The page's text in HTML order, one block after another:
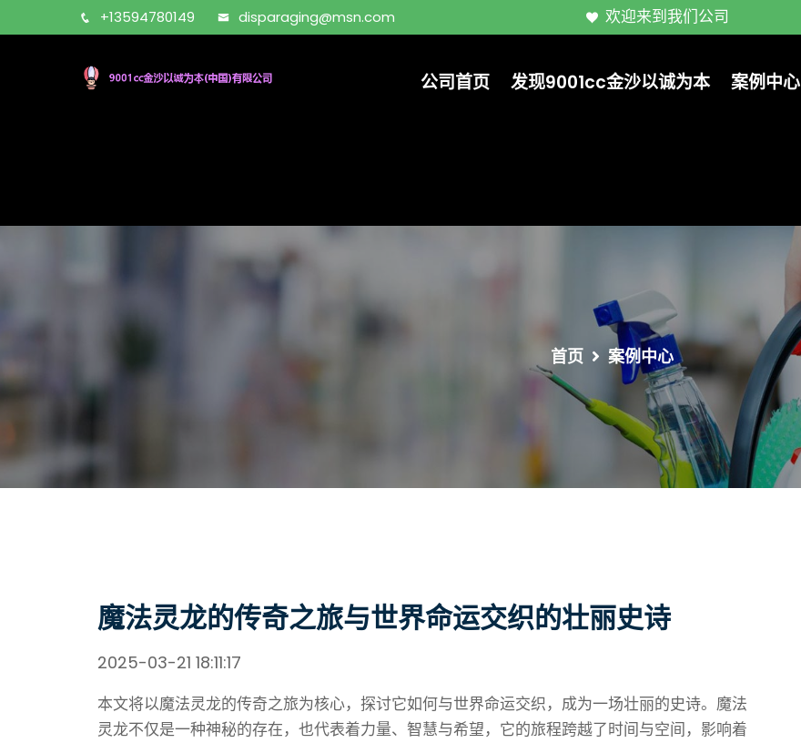
+13594780149 disparaging@msn.com 欢迎来到我们公司
公司首页 发现9001cc金沙以诚为本 案例中心
首页 案例中心
魔法灵龙的传奇之旅与世界命运交织的壮丽史诗
2025-03-21 18:11:17
本文将以魔法灵龙的传奇之旅为核心，探讨它如何与世界命运交织，成为一场壮丽的史诗。魔法
灵龙不仅是一种神秘的存在，也代表着力量、智慧与希望，它的旅程跨越了时间与空间，影响着